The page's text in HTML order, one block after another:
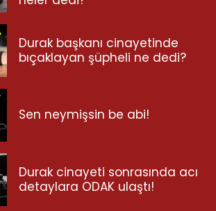
Durak başkanı cinayetinde
bıçaklayan şüpheli ne dedi?
Sen neymişsin be abi!
Durak cinayeti sonrasında acı
detaylara ODAK ulaştı!